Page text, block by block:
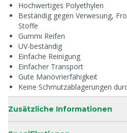
Hochwertiges Polyethylen
Beständig gegen Verwesung,
Stoffe
Gummi Reifen
UV-beständig
Einfache Reinigung
Einfacher Transport
Gute Manövrierfähigkeit
Keine Schmutzablagerungen
Zusätzliche Informationen